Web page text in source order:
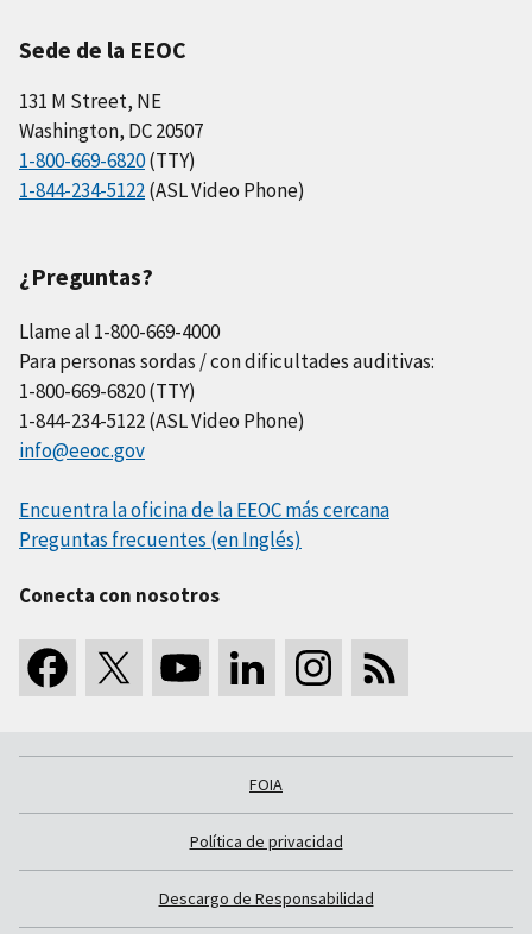
Sede de la EEOC
131 M Street, NE
Washington, DC 20507
1-800-669-6820(TTY)
1-844-234-5122(ASL Video Phone)
¿Preguntas?
Llame al 1-800-669-4000
Para personas sordas / con dificultades auditivas:
1-800-669-6820 (TTY)
1-844-234-5122 (ASL Video Phone)
info@eeoc.gov
Encuentra la oficina de la EEOC más cercana
Preguntas frecuentes (en Inglés)
Conecta con nosotros
FOIA
Política de privacidad
Descargo de Responsabilidad